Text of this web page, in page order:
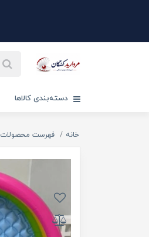
دسته‌بندی کالاها
خانه فهرست محصولات